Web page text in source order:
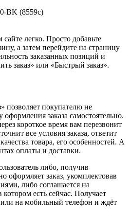
BK (8559c)
легко. Просто добавьте
а затем перейдите на страницу
заказанных позиций и
заказ» или «Быстрый заказ».
позволяет покупателю не
заказа самостоятельно.
короткое время вам перезвонит
все условия заказа, ответит
товара, его особенностей. А
оплаты и доставки.
либо, получив
оформляет заказ, укомплектовав
либо соглашается на
есть сейчас. Получает
на мобильный телефон и ждёт